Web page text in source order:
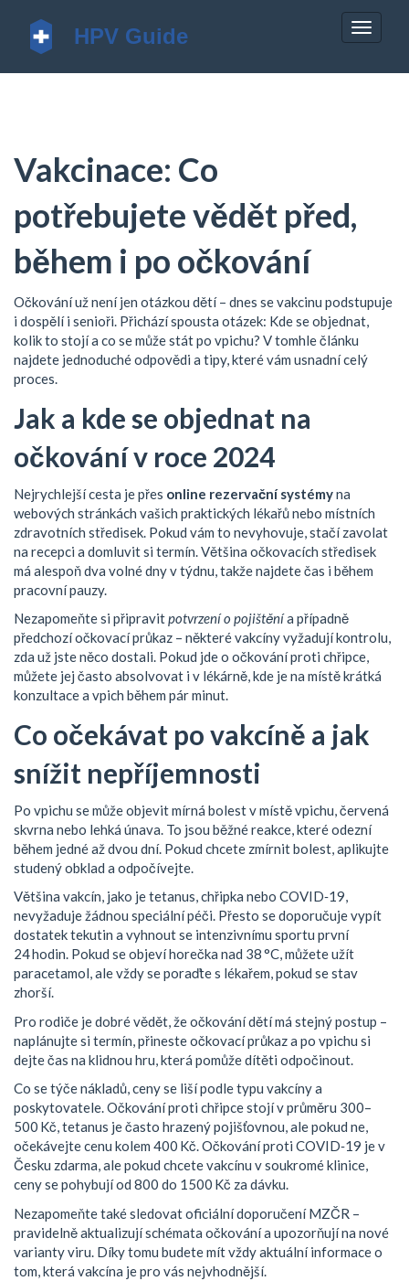
Vakcinace: Co
potřebujete vědět před,
během i po očkování
Očkování už není jen otázkou dětí – dnes se vakcinu podstupuje
i dospělí i senioři. Přichází spousta otázek: Kde se objednat,
kolik to stojí a co se může stát po vpichu? V tomhle článku
najdete jednoduché odpovědi a tipy, které vám usnadní celý
proces.
Jak a kde se objednat na
očkování v roce 2024
Nejrychlejší cesta je přes online rezervační systémyna
webových stránkách vašich praktických lékařů nebo místních
zdravotních středisek. Pokud vám to nevyhovuje, stačí zavolat
na recepci a domluvit si termín. Většina očkovacích středisek
má alespoň dva volné dny v týdnu, takže najdete čas i během
pracovní pauzy.
Nezapomeňte si připravitpotvrzení o pojištěnía případně
předchozí očkovací průkaz – některé vakcíny vyžadují kontrolu,
zda už jste něco dostali. Pokud jde o očkování proti chřipce,
můžete jej často absolvovat i v lékárně, kde je na místě krátká
konzultace a vpich během pár minut.
Co očekávat po vakcíně a jak
snížit nepříjemnosti
Po vpichu se může objevit mírná bolest v místě vpichu, červená
skvrna nebo lehká únava. To jsou běžné reakce, které odezní
během jedné až dvou dní. Pokud chcete zmírnit bolest, aplikujte
studený obklad a odpočívejte.
Většina vakcín, jako je tetanus, chřipka nebo COVID‑19,
nevyžaduje žádnou speciální péči. Přesto se doporučuje vypít
dostatek tekutin a vyhnout se intenzivnímu sportu první
24 hodin. Pokud se objeví horečka nad 38 °C, můžete užít
paracetamol, ale vždy se poraďte s lékařem, pokud se stav
zhorší.
Pro rodiče je dobré vědět, že očkování dětí má stejný postup –
naplánujte si termín, přineste očkovací průkaz a po vpichu si
dejte čas na klidnou hru, která pomůže dítěti odpočinout.
Co se týče nákladů, ceny se liší podle typu vakcíny a
poskytovatele. Očkování proti chřipce stojí v průměru 300–
500 Kč, tetanus je často hrazený pojišťovnou, ale pokud ne,
očekávejte cenu kolem 400 Kč. Očkování proti COVID‑19 je v
Česku zdarma, ale pokud chcete vakcínu v soukromé klinice,
ceny se pohybují od 800 do 1500 Kč za dávku.
Nezapomeňte také sledovat oficiální doporučení MZČR –
pravidelně aktualizují schémata očkování a upozorňují na nové
varianty viru. Díky tomu budete mít vždy aktuální informace o
tom, která vakcína je pro vás nejvhodnější.